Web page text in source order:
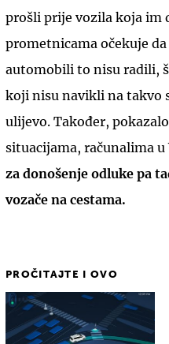
prošli prije vozila koja im
prometnicama očekuje
automobili to nisu radili,
koji nisu navikli na takvo
ulijevo. Također,
situacijama, računalima
za donošenje odluke pa
vozače na cestama.
PROČITAJTE I OVO